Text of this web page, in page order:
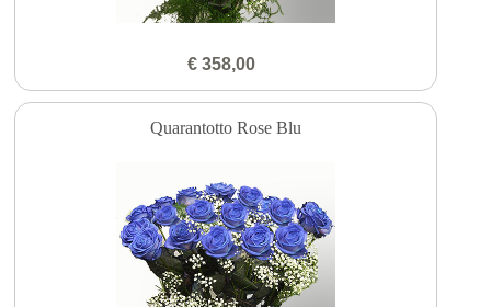
€ 358,00
Quarantotto Rose Blu